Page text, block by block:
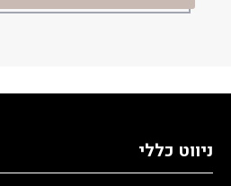
ניווט כללי